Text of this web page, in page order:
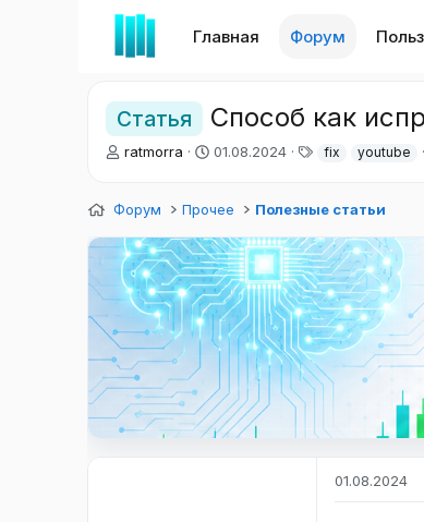
Главная Форум
Статья Способ как
А
о
т
е
м
ы
ratmorra
Д
а
а
ч
а
л
а
01.08.2024
Т
и
fix youtube
Форум Прочее Полезные статьи
01.08.2024